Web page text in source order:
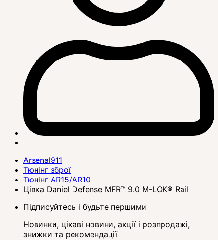
Arsenal911
Тюнінг зброї
Тюнінг AR15/AR10
Цівка Daniel Defense MFR™ 9.0 M-LOK® Rail
Підписуйтесь і будьте першими
Новинки, цікаві новини, акції і розпродажі,
знижки та рекомендації